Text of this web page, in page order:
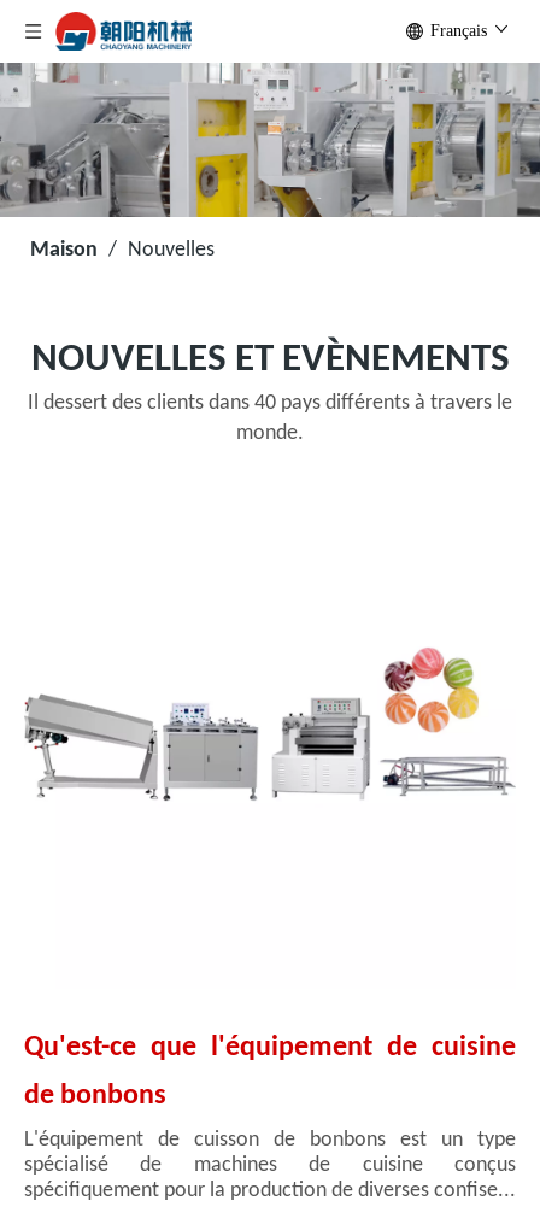
Français
Maison / Nouvelles
NOUVELLES ET EVÈNEMENTS
Il dessert des clients dans 40 pays différents à travers le
monde.
Qu'est-ce que l'équipement de cuisine
de bonbons
L'équipement de cuisson de bonbons est un type
spécialisé de machines de cuisine conçus
spécifiquement pour la production de diverses confise...